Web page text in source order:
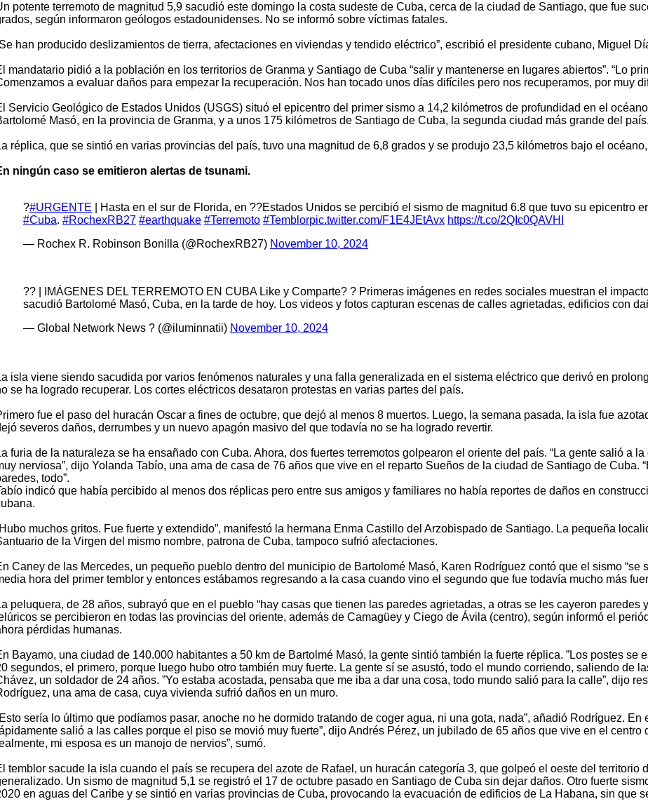
potente terremoto de magnitud 5,9 sacudió este domingo la costa sudeste de Cuba, cerca de la ciudad de Santiago, que fue
según informaron geólogos estadounidenses. No se informó sobre víctimas fatales.
han producido deslizamientos de tierra, afectaciones en viviendas y tendido eléctrico”, escribió el presidente cubano, Miguel
mandatario pidió a la población en los territorios de Granma y Santiago de Cuba “salir y mantenerse en lugares abiertos”. “Lo
a evaluar daños para empezar la recuperación. Nos han tocado unos días difíciles pero nos recuperamos, por muy
Servicio Geológico de Estados Unidos (USGS) situó el epicentro del primer sismo a 14,2 kilómetros de profundidad en el
Masó, en la provincia de Granma, y a unos 175 kilómetros de Santiago de Cuba, la segunda ciudad más grande del país.
réplica, que se sintió en varias provincias del país, tuvo una magnitud de 6,8 grados y se produjo 23,5 kilómetros bajo el
ningún caso se emitieron alertas de tsunami.
?#URGENTE | Hasta en el sur de Florida, en ??Estados Unidos se percibió el sismo de magnitud 6.8 que tuvo su epicentro
#Cuba. #RochexRB27 #earthquake #Terremoto #Temblorpic.twitter.com/F1E4JEtAvx https://t.co/2QIc0QAVHI
— Rochex R. Robinson Bonilla (@RochexRB27) November 10, 2024
?? | IMÁGENES DEL TERREMOTO EN CUBA Like y Comparte? ? Primeras imágenes en redes sociales muestran el
sacudió Bartolomé Masó, Cuba, en la tarde de hoy. Los videos y fotos capturan escenas de calles agrietadas, edificios con
— Global Network News ? (@iluminnatii) November 10, 2024
isla viene siendo sacudida por varios fenómenos naturales y una falla generalizada en el sistema eléctrico que derivó en
se ha logrado recuperar. Los cortes eléctricos desataron protestas en varias partes del país.
fue el paso del huracán Oscar a fines de octubre, que dejó al menos 8 muertos. Luego, la semana pasada, la isla fue
severos daños, derrumbes y un nuevo apagón masivo del que todavía no se ha logrado revertir.
furia de la naturaleza se ha ensañado con Cuba. Ahora, dos fuertes terremotos golpearon el oriente del país. “La gente salió a
nerviosa”, dijo Yolanda Tabío, una ama de casa de 76 años que vive en el reparto Sueños de la ciudad de Santiago de Cuba.
todo”.
indicó que había percibido al menos dos réplicas pero entre sus amigos y familiares no había reportes de daños en
muchos gritos. Fue fuerte y extendido”, manifestó la hermana Enma Castillo del Arzobispado de Santiago. La pequeña
de la Virgen del mismo nombre, patrona de Cuba, tampoco sufrió afectaciones.
Caney de las Mercedes, un pequeño pueblo dentro del municipio de Bartolomé Masó, Karen Rodríguez contó que el sismo “se
hora del primer temblor y entonces estábamos regresando a la casa cuando vino el segundo que fue todavía mucho más
peluquera, de 28 años, subrayó que en el pueblo “hay casas que tienen las paredes agrietadas, a otras se les cayeron paredes
se percibieron en todas las provincias del oriente, además de Camagüey y Ciego de Ávila (centro), según informó el
pérdidas humanas.
Bayamo, una ciudad de 140.000 habitantes a 50 km de Bartolmé Masó, la gente sintió también la fuerte réplica. ”Los postes se
segundos, el primero, porque luego hubo otro también muy fuerte. La gente sí se asustó, todo el mundo corriendo, saliendo de
un soldador de 24 años. ”Yo estaba acostada, pensaba que me iba a dar una cosa, todo mundo salió para la calle”, dijo
una ama de casa, cuya vivienda sufrió daños en un muro.
sería lo último que podíamos pasar, anoche no he dormido tratando de coger agua, ni una gota, nada”, añadió Rodríguez.
salió a las calles porque el piso se movió muy fuerte”, dijo Andrés Pérez, un jubilado de 65 años que vive en el centro
mi esposa es un manojo de nervios”, sumó.
temblor sacude la isla cuando el país se recupera del azote de Rafael, un huracán categoría 3, que golpeó el oeste del territorio
Un sismo de magnitud 5,1 se registró el 17 de octubre pasado en Santiago de Cuba sin dejar daños. Otro fuerte
en aguas del Caribe y se sintió en varias provincias de Cuba, provocando la evacuación de edificios de La Habana, sin que